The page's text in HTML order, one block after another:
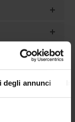
degli annunci